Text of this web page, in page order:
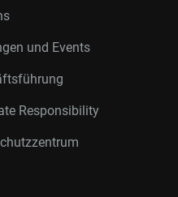
und Events
Responsibility